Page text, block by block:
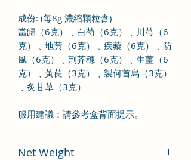
成份: (每8g 濃縮顆粒含)
當歸（6克）﹑白芍（6克）﹑川芎（6
克）﹑地黃（6克）﹑疾藜（6克）﹑防
風（6克）﹑荆芥穗 （6克）﹑生薑（6
克）﹑黃芪（3克） ﹑製何首烏 （3克）
﹑炙甘草 （3克）
服用建議：請參考盒背面提示。
Net Weight